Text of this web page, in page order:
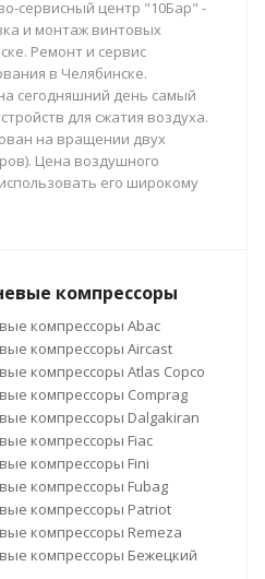
сервисный центр "10Бар" -
и монтаж винтовых
Ремонт и сервис
в Челябинске.
сегодняшний день самый
для сжатия воздуха.
на вращении двух
Цена воздушного
его широкому
компрессоры
компрессоры Abac
компрессоры Aircast
компрессоры Atlas Copco
компрессоры Comprag
компрессоры Dalgakiran
компрессоры Fiac
компрессоры Fini
компрессоры Fubag
компрессоры Patriot
компрессоры Remeza
компрессоры Бежецкий